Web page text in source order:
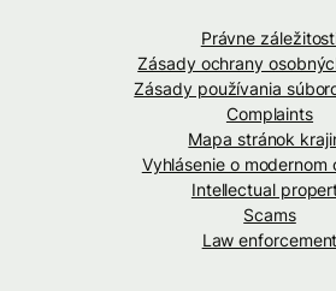
Právne
Zásady ochrany
Zásady používania
Complaints
Mapa stránok
Vyhlásenie o modernom
Intellectual
Scams
Law enforcement